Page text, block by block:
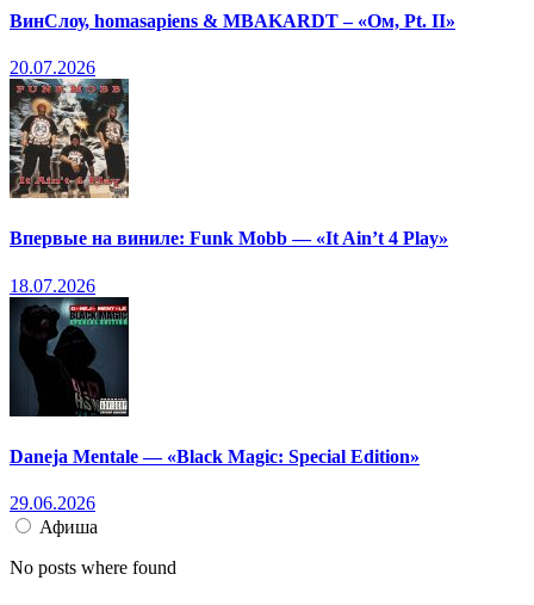
ВинСлоу, homasapiens & MBAKARDT – «Ом, Pt. II»
20.07.2026
Впервые на виниле: Funk Mobb — «It Ain’t 4 Play»
18.07.2026
Daneja Mentale — «Black Magic: Special Edition»
29.06.2026
Афиша
No posts where found